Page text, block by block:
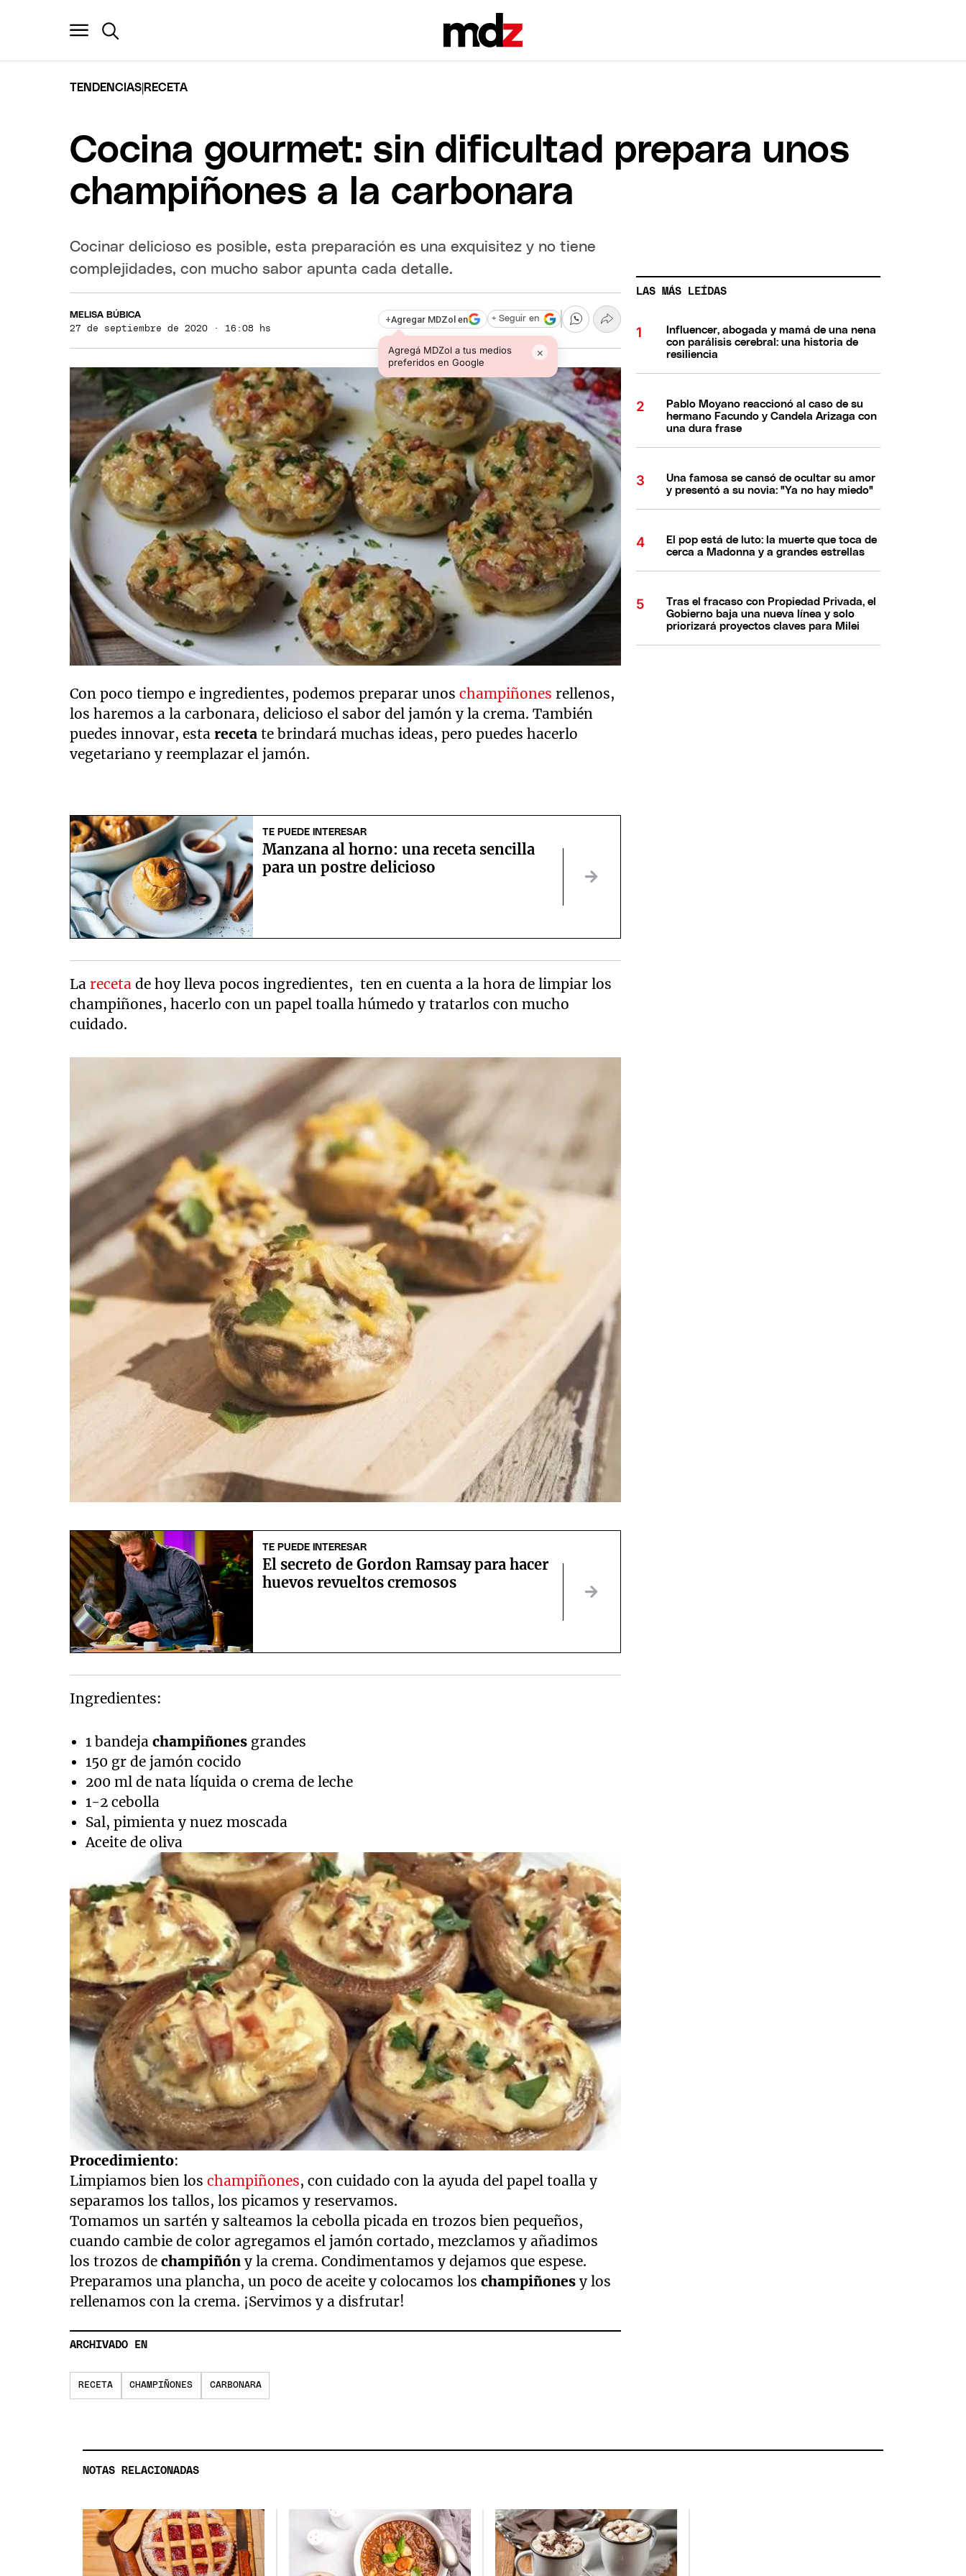
TENDENCIAS RECETA
Cocina gourmet: sin dificultad prepara unos
champiñones a la carbonara
Cocinar delicioso es posible, esta preparación es una exquisitez y no tiene
complejidades, con mucho sabor apunta cada detalle.
MELISA BÚBICA
27 de septiembre de 2020 · 16:08 hs
+Agregar MDZol en
Agregá MDZol a tus medios
preferidos en Google
×
+ Seguir en
Con poco tiempo e ingredientes, podemos preparar unoschampiñones rellenos,
los haremos a la carbonara, delicioso el sabor del jamón y la crema. También
puedes innovar, estareceta te brindará muchas ideas, pero puedes hacerlo
vegetariano y reemplazar el jamón.
TE PUEDE INTERESAR
Manzana al horno: una receta sencilla
para un postre delicioso
La receta de hoy lleva pocos ingredientes, ten en cuenta a la hora de limpiar los
champiñones, hacerlo con un papel toalla húmedo y tratarlos con mucho
cuidado.
TE PUEDE INTERESAR
El secreto de Gordon Ramsay para hacer
huevos revueltos cremosos
Ingredientes:
1 bandeja champiñonesgrandes
150 gr de jamón cocido
200 ml de nata líquida o crema de leche
1-2 cebolla
Sal, pimienta y nuez moscada
Aceite de oliva
Procedimiento:
Limpiamos bien loschampiñones, con cuidado con la ayuda del papel toalla y
separamos los tallos, los picamos y reservamos.
Tomamos un sartén y salteamos la cebolla picada en trozos bien pequeños,
cuando cambie de color agregamos el jamón cortado, mezclamos y añadimos
los trozos dechampiñón y la crema. Condimentamos y dejamos que espese.
Preparamos una plancha, un poco de aceite y colocamos loschampiñones y los
rellenamos con la crema. ¡Servimos y a disfrutar!
ARCHIVADO EN
RECETA CHAMPIÑONES CARBONARA
LAS MÁS LEÍDAS
Influencer, abogada y mamá de una nena
con parálisis cerebral: una historia de
resiliencia
Pablo Moyano reaccionó al caso de su
hermano Facundo y Candela Arizaga con
una dura frase
Una famosa se cansó de ocultar su amor
y presentó a su novia: "Ya no hay miedo"
El pop está de luto: la muerte que toca de
cerca a Madonna y a grandes estrellas
Tras el fracaso con Propiedad Privada, el
Gobierno baja una nueva línea y solo
priorizará proyectos claves para Milei
NOTAS RELACIONADAS